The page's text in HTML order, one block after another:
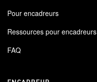
Pour encadreurs
Ressources pour encadreurs
FAQ